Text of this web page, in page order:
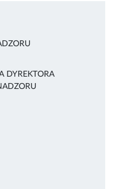
DYREKTORA